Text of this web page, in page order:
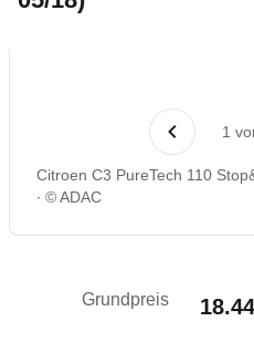
Rückrufe & Mängel
Crashtest
1
Citroen C3 PureTech 110
© ADAC
Grundpreis